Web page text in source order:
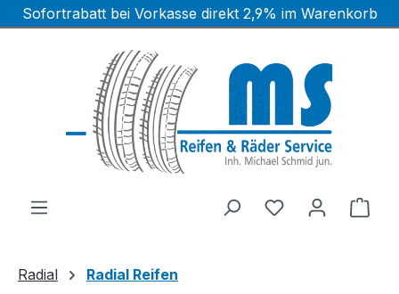
Zum Hauptinhalt springen
Sofortrabatt bei Vorkasse direkt 2,9% im Warenkorb
Radial Radial Reifen